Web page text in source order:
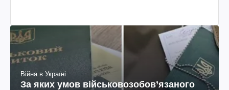
Війна в Україні
За яких умов військовозобов’язаного